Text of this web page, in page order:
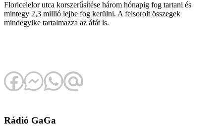
Floricelelor utca korszerűsítése három hónapig fog tartani és
mintegy 2,3 millió lejbe fog kerülni. A felsorolt összegek
mindegyike tartalmazza az áfát is.
Rádió GaGa